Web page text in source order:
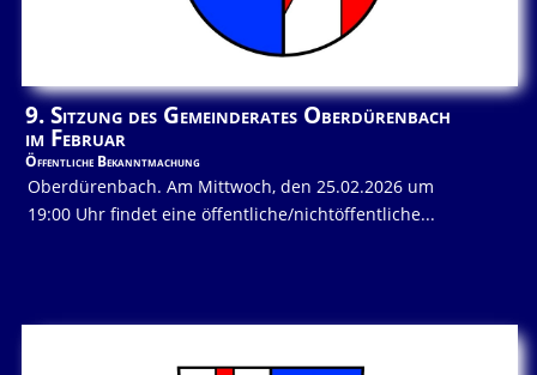
9. Sitzung des Gemeinderates Oberdürenbach
im Februar
Öffentliche Bekanntmachung
Oberdürenbach. Am Mittwoch, den 25.02.2026 um
19:00 Uhr findet eine öffentliche/nichtöffentliche...